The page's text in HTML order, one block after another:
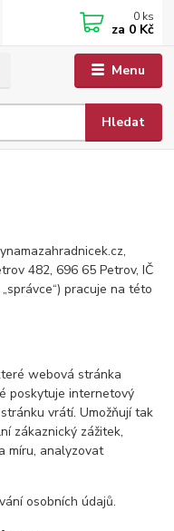
Menu
Hledat
0 ks
za 0 Kč
482, 696 65 Petrov, IČ
pracuje na této
webová stránka
poskytuje internetový
vrátí. Umožňují tak
zákaznický zážitek,
míru, analyzovat
osobních údajů.